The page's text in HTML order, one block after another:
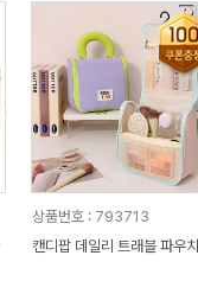
상품번호 : 793713
캔디팝 데일리 트래블 파우치